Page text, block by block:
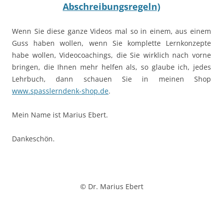
Abschreibungsregeln)
Wenn Sie diese ganze Videos mal so in einem, aus einem
Guss haben wollen, wenn Sie komplette Lernkonzepte
habe wollen, Videocoachings, die Sie wirklich nach vorne
bringen, die Ihnen mehr helfen als, so glaube ich, jedes
Lehrbuch, dann schauen Sie in meinen Shop
www.spasslerndenk-shop.de.
Mein Name ist Marius Ebert.
Dankeschön.
© Dr. Marius Ebert